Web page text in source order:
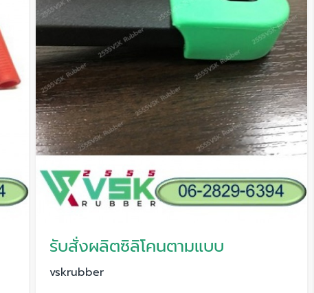
รับสั่งผลิตซิลิโคนตามแบบ
vskrubber